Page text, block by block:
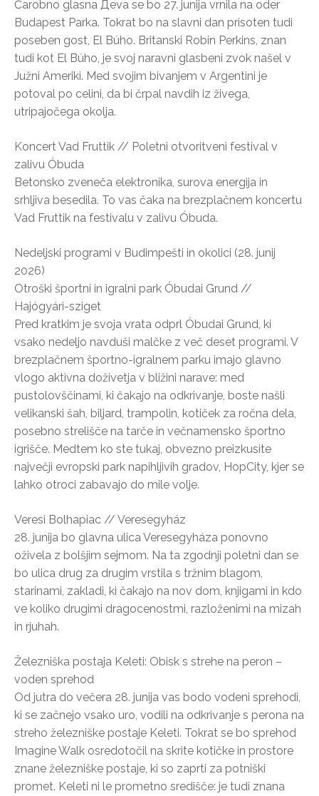
Čarobno glasna Дeva se bo 27. junija vrnila na oder
Budapest Parka. Tokrat bo na slavni dan prisoten tudi
poseben gost, El Búho. Britanski Robin Perkins, znan
tudi kot El Búho, je svoj naravni glasbeni zvok našel v
Južni Ameriki. Med svojim bivanjem v Argentini je
potoval po celini, da bi črpal navdih iz živega,
utripajočega okolja.
Koncert Vad Fruttik // Poletni otvoritveni festival v
zalivu Óbuda
Betonsko zveneča elektronika, surova energija in
srhljiva besedila. To vas čaka na brezplačnem koncertu
Vad Fruttik na festivalu v zalivu Óbuda.
Nedeljski programi v Budimpešti in okolici (28. junij
2026)
Otroški športni in igralni park Óbudai Grund //
Hajógyári-sziget
Pred kratkim je svoja vrata odprl Óbudai Grund, ki
vsako nedeljo navduši malčke z več deset programi. V
brezplačnem športno-igralnem parku imajo glavno
vlogo aktivna doživetja v bližini narave: med
pustolovščinami, ki čakajo na odkrivanje, boste našli
velikanski šah, biljard, trampolin, kotiček za ročna dela,
posebno strelišče na tarče in večnamensko športno
igrišče. Medtem ko ste tukaj, obvezno preizkusite
največji evropski park napihljivih gradov, HopCity, kjer se
lahko otroci zabavajo do mile volje.
Veresi Bolhapiac // Veresegyház
28. junija bo glavna ulica Veresegyháza ponovno
oživela z bolšjim sejmom. Na ta zgodnji poletni dan se
bo ulica drug za drugim vrstila s tržnim blagom,
starinami, zakladi, ki čakajo na nov dom, knjigami in kdo
ve koliko drugimi dragocenostmi, razloženimi na mizah
in rjuhah.
Železniška postaja Keleti: Obisk s strehe na peron –
voden sprehod
Od jutra do večera 28. junija vas bodo vodeni sprehodi,
ki se začnejo vsako uro, vodili na odkrivanje s perona na
streho železniške postaje Keleti. Tokrat se bo sprehod
Imagine Walk osredotočil na skrite kotičke in prostore
znane železniške postaje, ki so zaprti za potniški
promet. Keleti ni le prometno središče: je tudi znana